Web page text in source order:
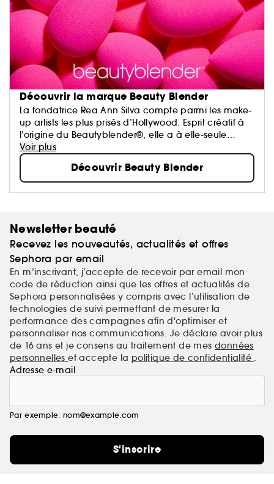
Découvrir la marque Beauty Blender
La fondatrice Rea Ann Silva compte parmi les make-
up artists les plus prisés d’Hollywood. Esprit créatif à
l’origine du Beautyblender®, elle a à elle-seule
révolutionné l’univers de la beauté avec son
applicateur d’un genre totalement inédit qui a
depuis fait bien des petits. Avec sa mousse qui
s’active au contact de l’eau (aqua-activated™) et
sa silhouette toute en courbes, le beauty blender
novices. L’arrivée de nouveaux fonds de teint, bases
et autres précieux alliés dans la gamme fait plus
que jamais rimer le maquillage du teint avec
simplicité, rapidité et longue durée.
Voir plus
Découvrir Beauty Blender
Newsletter beauté
Recevez les nouveautés, actualités et offres
Sephora par email
En m’inscrivant, j’accepte de recevoir par email mon
code de réduction ainsi que les offres et actualités de
Sephora personnalisées y compris avec l’utilisation de
technologies de suivi permettant de mesurer la
performance des campagnes afin d'optimiser et
personnaliser nos communications. Je déclare avoir plus
de 16 ans et je consens au traitement de mes données
personnelleset accepte la politique de confidentialité .
Adresse e-mail
Par exemple: nom@example.com
S'inscrire